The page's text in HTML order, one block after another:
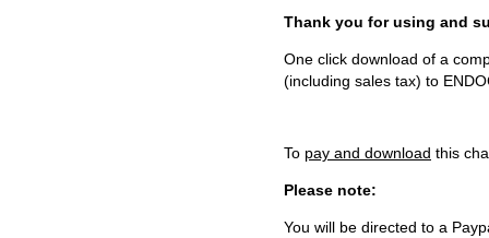
Thank you for using and
One click download of a
(including sales tax) to
To pay and download this
Please note:
You will be directed to a